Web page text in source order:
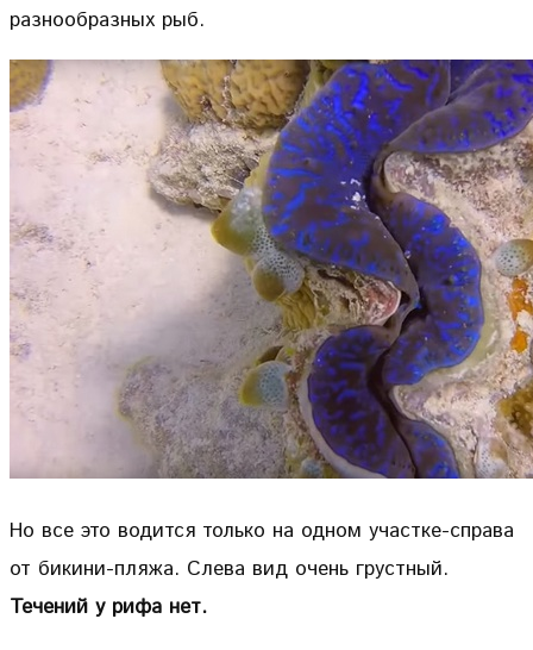
разнообразных рыб.
Но все это водится только на одном участке-справа
от бикини-пляжа. Слева вид очень грустный.
Течений у рифа нет.